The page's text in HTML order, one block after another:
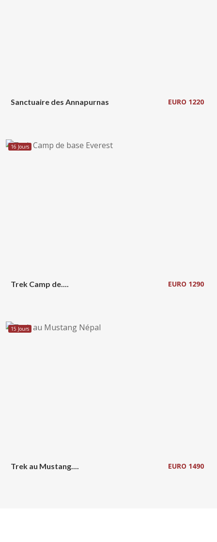
Sanctuaire des Annapurnas EURO 1220
16 Jours
Trek Camp de.... EURO 1290
15 Jours
Trek au Mustang.... EURO 1490